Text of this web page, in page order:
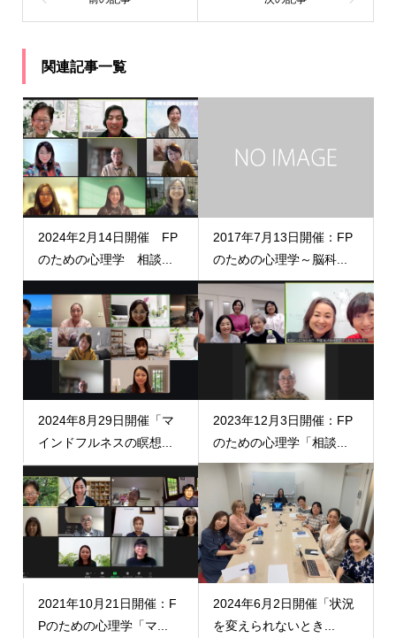
関連記事一覧
2024年2月14日開催 FP
のための心理学 相談...
2017年7月13日開催：FP
のための心理学～脳科...
2024年8月29日開催「マ
インドフルネスの瞑想...
2023年12月3日開催：FP
のための心理学「相談...
2021年10月21日開催：F
Pのための心理学「マ...
2024年6月2日開催「状況
を変えられないとき...